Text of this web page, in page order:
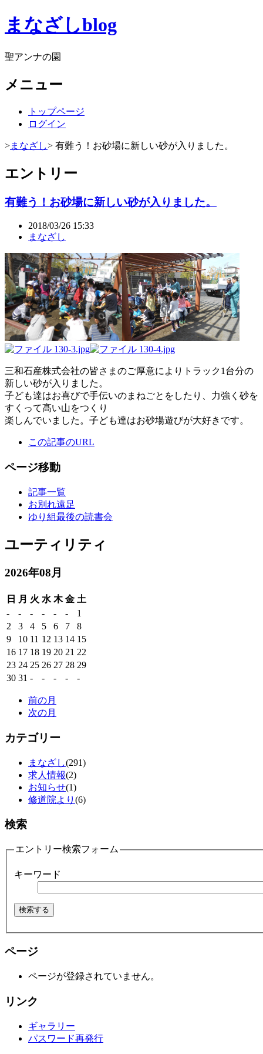
まなざしblog
聖アンナの園
メニュー
トップページ
ログイン
>まなざし> 有難う！お砂場に新しい砂が入りました。
エントリー
有難う！お砂場に新しい砂が入りました。
2018/03/26 15:33
まなざし
三和石産株式会社の皆さまのご厚意によりトラック1台分の
新しい砂が入りました。
子ども達はお喜びで手伝いのまねごとをしたり、力強く砂を
すくって髙い山をつくり
楽しんでいました。子ども達はお砂場遊びが大好きです。
この記事のURL
ページ移動
記事一覧
お別れ遠足
ゆり組最後の読書会
ユーティリティ
2026年08月
日 月 火 水 木 金 土
-
- - - - -
1
2
3 4 5 6 7
8
9
10 11 12 13 14 15
16 17 18 19 20 21 22
23 24 25 26 27 28 29
30 31 - - - - -
前の月
次の月
カテゴリー
まなざし(291)
求人情報(2)
お知らせ(1)
修道院より (6)
検索
エントリー検索フォーム
キーワード
ページ
ページが登録されていません。
リンク
ギャラリー
パスワード再発行